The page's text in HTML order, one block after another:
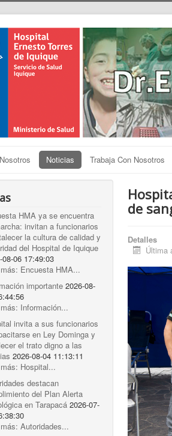
Nosotros Noticias Trabaja Con Nosotros
HMA ya se encuentra
invitan a funcionarios
la cultura de calidad y
del Hospital de Iquique
08-06 17:49:03
Encuesta HMA...
importante 2026-08-
Información...
invita a sus funcionarios
en Ley Dominga y
el trato digno a las
2026-08-04 11:13:11
Hospital...
destacan
del Plan Alerta
en Tarapacá 2026-07-
Autoridades...
de
Detalles
Última